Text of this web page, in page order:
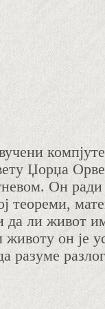
Џорџа
Он
теореми,
да ли живот
он је
разуме